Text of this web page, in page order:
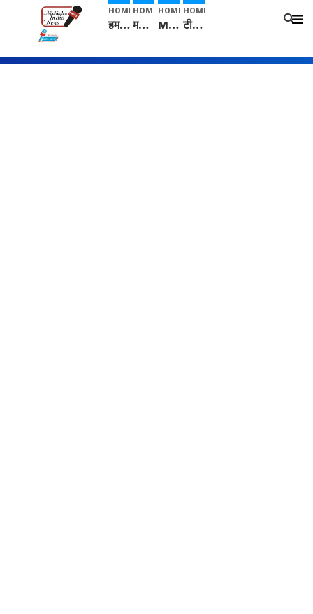
HOME
हम सनातनी..." सांसद kangana Ranaut से क्या बोली लड़की? Viral Jantar-Mantar | CJP protest
HOME
मनीषा हत्याकांड: हत्या, आत्महत्या या कोई बड़ा राज? | Full Story | Josh Haryana
HOME
Mangalsutra: हिंदू धर्म में शादी के बाद मंगलसूत्र क्यों पहनती है महिलाएं, किसने शुरु की ये परंपरा
HOME
टीम बीकेई ने एग्रीकल्चर ग्रेड की यूरिया खाद गट्टों में बदलकर टेक्निकल ग्रेड में बेचने वालों पर करवाई कार्रवाई: लखविंदर सिंह औलख